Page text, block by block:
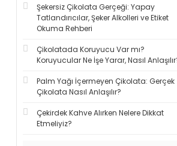
Şekersiz Çikolata Gerçeği: Yapay
Tatlandırıcılar, Şeker Alkolleri ve Etiket
Okuma Rehberi
Çikolatada Koruyucu Var mı?
Koruyucular Ne İşe Yarar, Nasıl
Palm Yağı İçermeyen Çikolata: Gerçek
Çikolata Nasıl Anlaşılır?
Çekirdek Kahve Alırken Nelere Dikkat
Etmeliyiz?